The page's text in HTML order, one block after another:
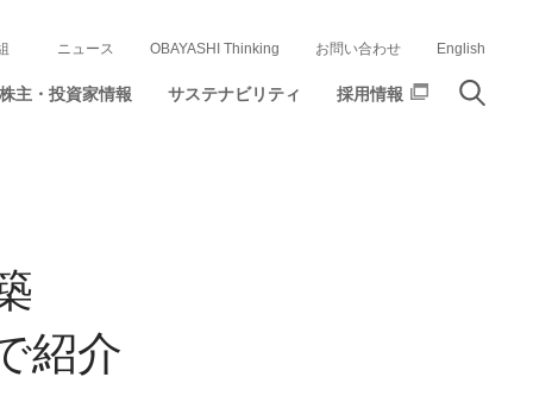
株主・投資家情報 サステナビリティ 採用情報
ニュース OBAYASHI Thinking お問い合わせ English
紹介